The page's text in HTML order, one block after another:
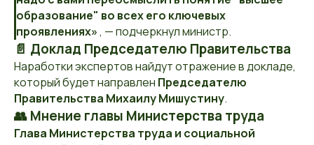
образование" во всех его ключевых
проявлениях», — подчеркнул министр.
📄 Доклад Председателю Правительства
Наработки экспертов найдут отражение в докладе,
который будет направлен Председателю
Правительства Михаилу Мишустину.
👥 Мнение главы Министерства труда
Глава Министерства труда и социальной